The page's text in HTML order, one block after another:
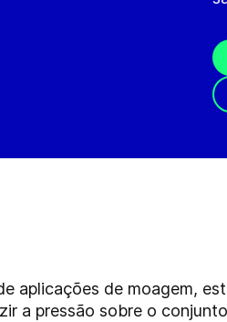
aplicações de moagem,
a pressão sobre o